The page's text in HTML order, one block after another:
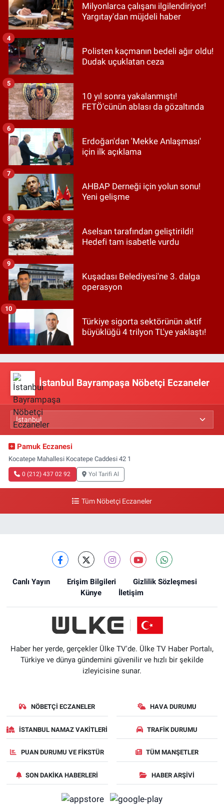
Milyonlarca çalışanı ilgilendiriyor!
Yargıtay'dan müjdeli haber
Polisten kaçmanın bedeli ağır oldu!
Dudak uçuklatan ceza
4
10 yıl sonra yakalanmıştı!
FETÖ'cünün ablası da gözaltında
5
Erdoğan'dan 'Mekke Anlaşması'
için ilk açıklama
6
AHBAP Derneği için yolun sonu!
Yeni gelişme
7
Aselsan tarafından geliştirildi!
Hedefi tam isabetle vurdu
8
Kuşadası Belediyesi'ne 3. dalga
operasyon
9
Türkiye sigorta sektörünün aktif
büyüklüğü 4 trilyon TL'ye yaklaştı!
10
İstanbul Bayrampaşa Nöbetçi Eczaneler
Pamuk Eczanesi
Kocatepe Mahallesi Kocatepe Caddesi 42 1
0 (212) 437 02 92 Yol Tarifi Al
Tüm Nöbetçi Eczaneler
Canlı Yayın Erişim Bilgileri
Gizlilik Sözleşmesi
Künye
İletişim
Haber her yerde, gerçekler Ülke TV'de. Ülke TV Haber Portalı,
Türkiye ve dünya gündemini güvenilir ve hızlı bir şekilde
izleyicisine sunar.
NÖBETÇI ECZANELER HAVA DURUMU
İSTANBUL NAMAZ VAKITLERI TRAFIK DURUMU
PUAN DURUMU VE FIKSTÜR TÜM MANŞETLER
SON DAKIKA HABERLERI HABER ARŞIVI